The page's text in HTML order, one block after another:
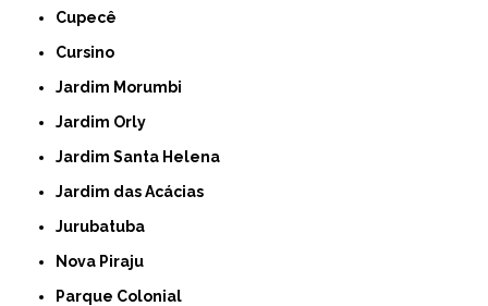
Cupecê
Cursino
Jardim Morumbi
Jardim Orly
Jardim Santa Helena
Jardim das Acácias
Jurubatuba
Nova Piraju
Parque Colonial